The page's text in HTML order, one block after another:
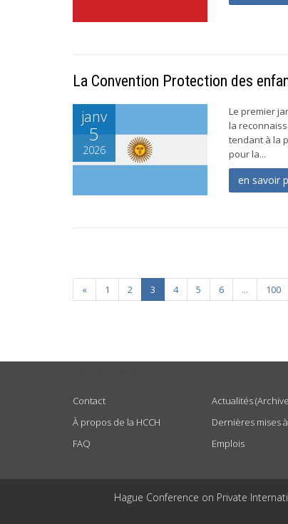
La Convention Protection des
janv
5
2026
Le premier
la
tendant à la
pour la...
en savoir
« 1 2 3 4 5 6 ... 100
Contact
À propos de la HCCH
FAQ
Actualités
Dernières mises
Emplois
Hague Conference on Private